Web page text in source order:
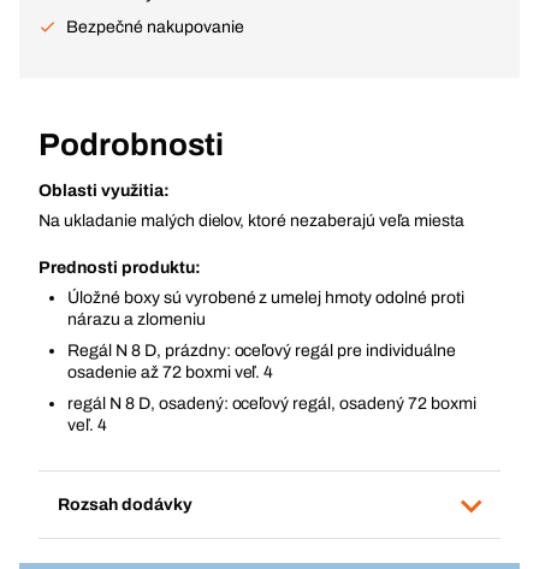
Bezpečné nakupovanie
Podrobnosti
Oblasti využitia:
Na ukladanie malých dielov, ktoré nezaberajú veľa miesta
Prednosti produktu:
Úložné boxy sú vyrobené z umelej hmoty odolné proti
nárazu a zlomeniu
Regál N 8 D, prázdny: oceľový regál pre individuálne
osadenie až 72 boxmi veľ. 4
regál N 8 D, osadený: oceľový regál, osadený 72 boxmi
veľ. 4
Rozsah dodávky